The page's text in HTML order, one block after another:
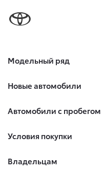
Модельный ряд
Новые автомобили
Автомобили с пробегом
Условия покупки
Владельцам